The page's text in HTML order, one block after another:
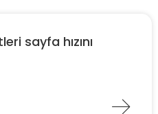
sayfa hızını